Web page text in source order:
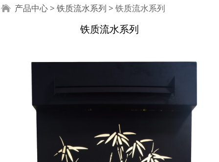
铁质流水系列
产品中心 > 铁质流水系列 > 铁质流水系列
铁质流水系列